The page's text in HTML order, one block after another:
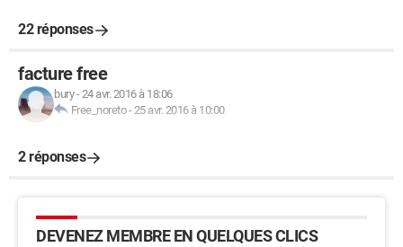
22 réponses
facture free
bury-24 avr. 2016 à 18:06
Free_noreto-25 avr. 2016 à 10:00
2 réponses
DEVENEZ MEMBRE EN QUELQUES CLICS